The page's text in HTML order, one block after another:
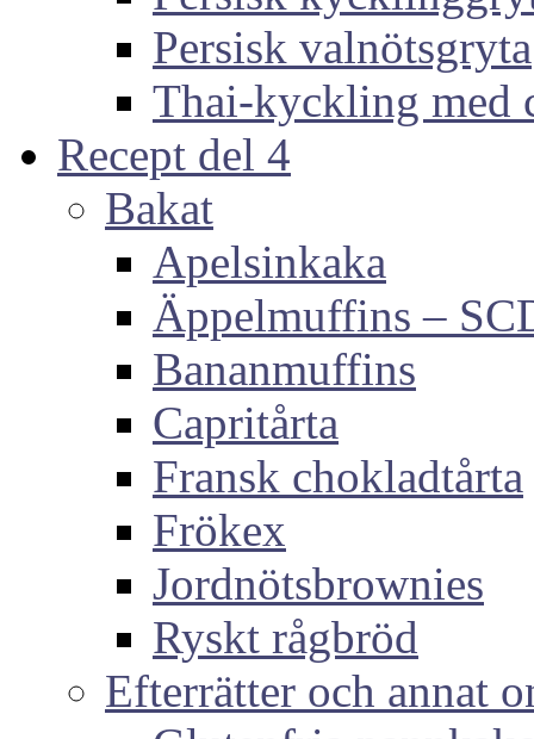
Persisk valnötsgryta
Thai-kyckling med
Recept del 4
Bakat
Apelsinkaka
Äppelmuffins –
Bananmuffins
Capritårta
Fransk chokladtårta
Frökex
Jordnötsbrownies
Ryskt rågbröd
Efterrätter och annat